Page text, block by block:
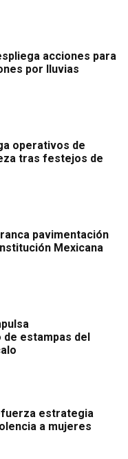
acciones para
por lluvias
operativos de
tras festejos de
pavimentación
Mexicana
estampas del
estrategia
a mujeres